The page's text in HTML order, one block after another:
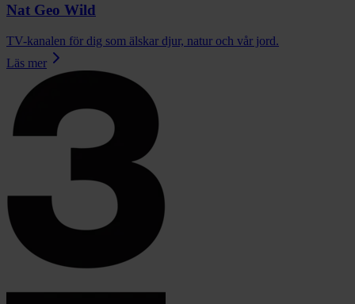
Nat Geo Wild
TV-kanalen för dig som älskar djur, natur och vår jord.
Läs mer